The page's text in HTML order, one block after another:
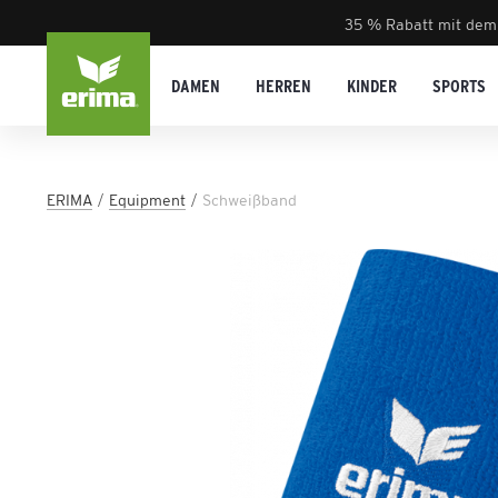
35 % Rabatt mit
DAMEN HERREN KINDER SPORTS
ERIMA Equipment Schweißband